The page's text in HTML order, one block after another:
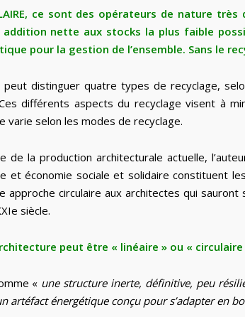
ce sont des opérateurs de nature
addition nette aux stocks la plus faible
pour la gestion de l’ensemble. Sans le
distinguer quatre types de recyclage,
différents aspects du recyclage visent à
varie selon les modes de recyclage.
de la production architecturale actuelle,
et économie sociale et solidaire constituent
circulaire aux architectes qui sauront
siècle.
peut être « linéaire » ou « circulaire
« une structure inerte, définitive, peu
artéfact énergétique conçu pour s’adapter en